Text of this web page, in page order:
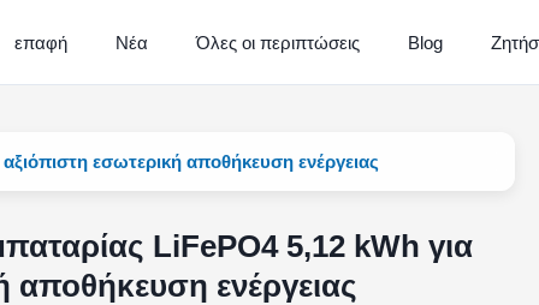
επαφή Νέα Όλες οι περιπτώσεις Blog
εσωτερική αποθήκευση ενέργειας
LiFePO4 5,12 kWh για
αποθήκευση ενέργειας